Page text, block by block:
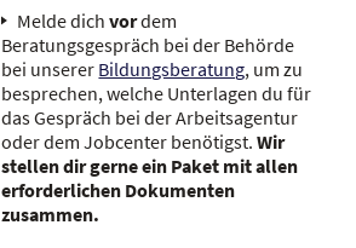
Melde dichvordem
Beratungsgespräch bei der Behörde
bei unserer Bildungsberatung, um zu
besprechen, welche Unterlagen du für
das Gespräch bei der Arbeitsagentur
oder dem Jobcenter benötigst.Wir
stellen dir gerne ein Paket mit allen
erforderlichen Dokumenten
zusammen.